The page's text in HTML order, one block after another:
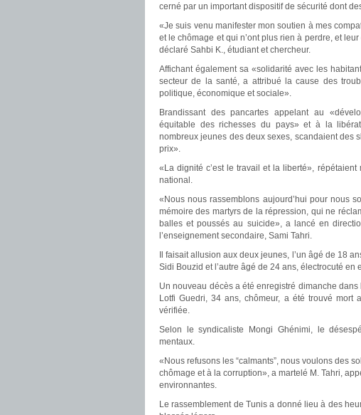
cerné par un important dispositif de sécurité dont
«Je suis venu manifester mon soutien à mes
et le chômage et qui n’ont plus rien à perdre, et
déclaré Sahbi K., étudiant et chercheur.
Affichant également sa «solidarité avec les
secteur de la santé, a attribué la cause des
politique, économique et sociale».
Brandissant des pancartes appelant au
équitable des richesses du pays» et à la
nombreux jeunes des deux sexes, scandaient des
prix».
«La dignité c’est le travail et la liberté»,
national.
«Nous nous rassemblons aujourd’hui pour nous
mémoire des martyrs de la répression, qui ne
balles et poussés au suicide», a lancé en
l’enseignement secondaire, Sami Tahri.
Il faisait allusion aux deux jeunes, l’un âgé de 18
Sidi Bouzid et l’autre âgé de 24 ans, électrocuté
Un nouveau décès a été enregistré dimanche
Lotfi Guedri, 34 ans, chômeur, a été trouvé mort
vérifiée.
Selon le syndicaliste Mongi Ghénimi, le
mentaux.
«Nous refusons les “calmants”, nous voulons des
chômage et à la corruption», a martelé M. Tahri,
environnantes.
Le rassemblement de Tunis a donné lieu à des